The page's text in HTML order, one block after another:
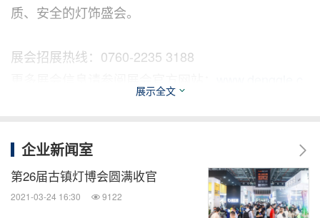
质、安全的灯饰盛会。
展会招展热线：0760-2235 3188
相关链接：
展示全文
企业新闻室
第26届古镇灯博会圆满收官
2021-03-24 16:30 9122